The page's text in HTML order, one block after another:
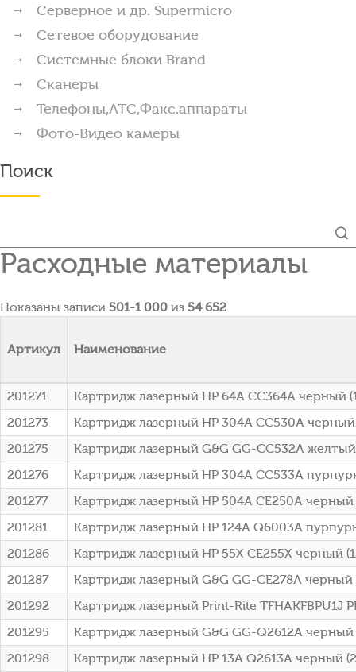
Серверное и др. Supermicro
Сетевое оборудование
Системные блоки Brand
Сканеры
Телефоны,АТС,Факс.аппараты
Фото-Видео камеры
Поиск
Расходные материалы
Показаны записи 501-1 000 из 54 652.
Артикул Наименование
201271
Картридж лазерный HP 64A CC364A черный
201273
Картридж лазерный HP 304A CC530A
201275
Картридж лазерный G&G GG-CC532A
201276
Картридж лазерный HP 304A CC533A
201277
Картридж лазерный HP 504A CE250A черный
201281
Картридж лазерный HP 124A Q6003A
201286
Картридж лазерный HP 55X CE255X черный
201287
Картридж лазерный G&G GG-CE278A черный
201292
Картридж лазерный Print-Rite TFHAKFBPU1J
201295
Картридж лазерный G&G GG-Q2612A
201298
Картридж лазерный HP 13A Q2613A черный